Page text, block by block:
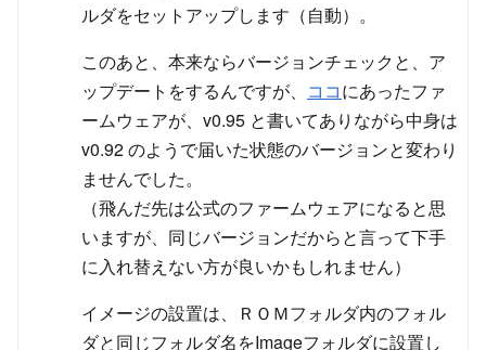
ルダをセットアップします（自動）。
このあと、本来ならバージョンチェックと、ア
ップデートをするんですが、 ココにあったファ
ームウェアが、v0.95 と書いてありながら中身は
v0.92 のようで届いた状態のバージョンと変わり
ませんでした。
（飛んだ先は公式のファームウェアになると思
いますが、同じバージョンだからと言って下手
に入れ替えない方が良いかもしれません）
イメージの設置は、ＲＯＭフォルダ内のフォル
ダと同じフォルダ名をImageフォルダに設置し